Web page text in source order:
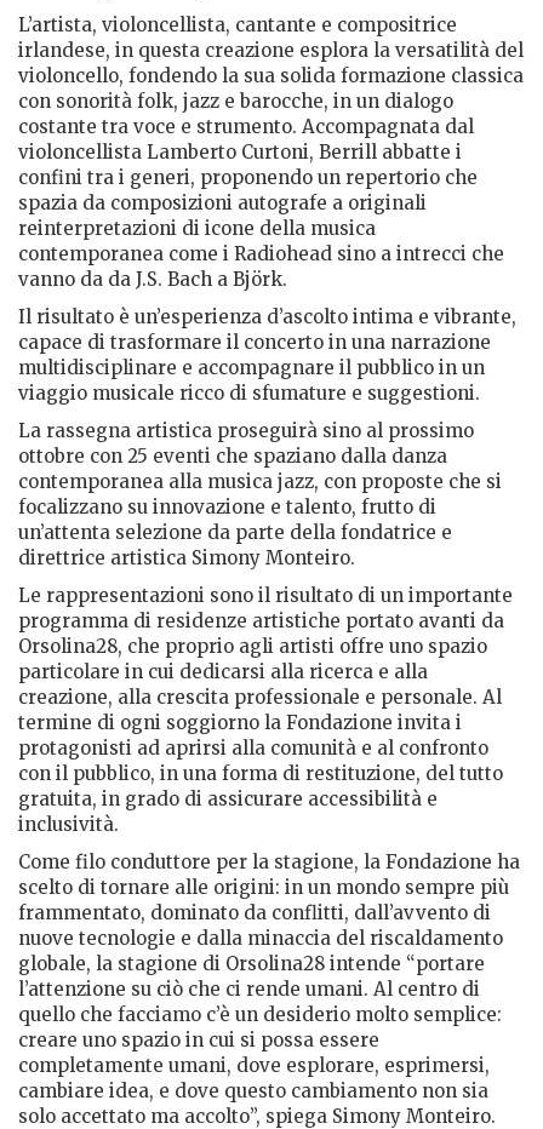
L’artista, violoncellista, cantante e compositrice
irlandese, in questa creazione esplora la versatilità del
violoncello, fondendo la sua solida formazione classica
con sonorità folk, jazz e barocche, in un dialogo
costante tra voce e strumento. Accompagnata dal
violoncellista Lamberto Curtoni, Berrill abbatte i
confini tra i generi, proponendo un repertorio che
spazia da composizioni autografe a originali
reinterpretazioni di icone della musica
contemporanea come i Radiohead sino a intrecci che
vanno da da J.S. Bach a Björk.
Il risultato è un’esperienza d’ascolto intima e vibrante,
capace di trasformare il concerto in una narrazione
multidisciplinare e accompagnare il pubblico in un
viaggio musicale ricco di sfumature e suggestioni.
La rassegna artistica proseguirà sino al prossimo
ottobre con 25 eventi che spaziano dalla danza
contemporanea alla musica jazz, con proposte che si
focalizzano su innovazione e talento, frutto di
un’attenta selezione da parte della fondatrice e
direttrice artistica Simony Monteiro.
Le rappresentazioni sono il risultato di un importante
programma di residenze artistiche portato avanti da
Orsolina28, che proprio agli artisti offre uno spazio
particolare in cui dedicarsi alla ricerca e alla
creazione, alla crescita professionale e personale. Al
termine di ogni soggiorno la Fondazione invita i
protagonisti ad aprirsi alla comunità e al confronto
con il pubblico, in una forma di restituzione, del tutto
gratuita, in grado di assicurare accessibilità e
inclusività.
Come filo conduttore per la stagione, la Fondazione ha
scelto di tornare alle origini: in un mondo sempre più
frammentato, dominato da conflitti, dall’avvento di
nuove tecnologie e dalla minaccia del riscaldamento
globale, la stagione di Orsolina28 intende “portare
l’attenzione su ciò che ci rende umani. Al centro di
quello che facciamo c’è un desiderio molto semplice:
creare uno spazio in cui si possa essere
completamente umani, dove esplorare, esprimersi,
cambiare idea, e dove questo cambiamento non sia
solo accettato ma accolto”, spiega Simony Monteiro.